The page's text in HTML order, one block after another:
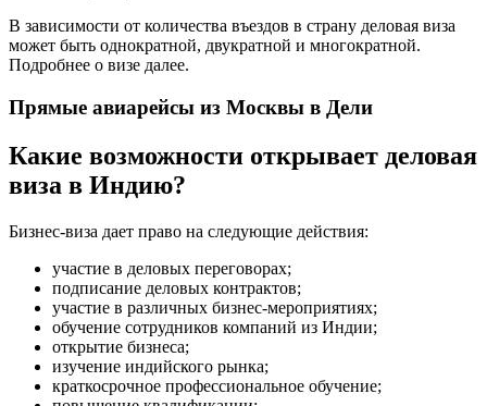
В зависимости от количества въездов в страну деловая виза
может быть однократной, двукратной и многократной.
Подробнее о визе далее.
Прямые авиарейсы из Москвы в Дели
Какие возможности открывает деловая
виза в Индию?
Бизнес-виза дает право на следующие действия:
участие в деловых переговорах;
подписание деловых контрактов;
участие в различных бизнес-мероприятиях;
обучение сотрудников компаний из Индии;
открытие бизнеса;
изучение индийского рынка;
краткосрочное профессиональное обучение;